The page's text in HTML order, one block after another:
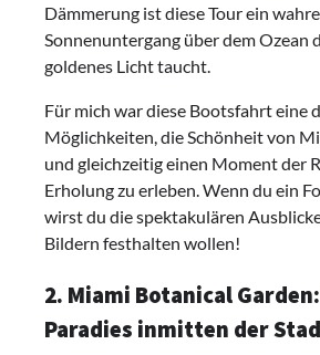
Dämmerung ist diese Tour ein
Sonnenuntergang über dem Ozean
goldenes Licht taucht.
Für mich war diese Bootsfahrt eine
Möglichkeiten, die Schönheit von
und gleichzeitig einen Moment der
Erholung zu erleben. Wenn du ein
wirst du die spektakulären
Bildern festhalten wollen!
2. Miami Botanical
Paradies inmitten der